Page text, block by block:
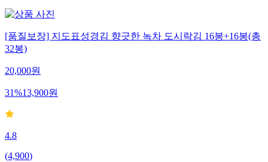
[품질보장] 지도표성경김 향긋한 녹차 도시락김 16봉+16봉(총
32봉)
20,000원
31%13,900원
4.8
(4,900)